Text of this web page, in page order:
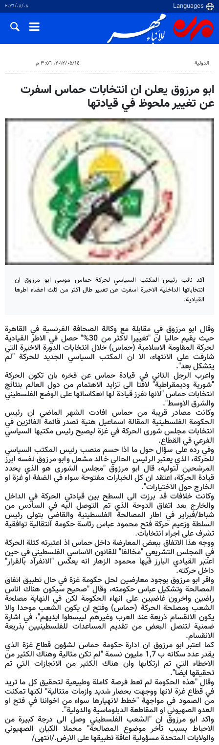
٠٨‏/٠٨‏/٢٠٢٦
الدولية ١٤‏/٠٥‏/٢٠١٢، ٣:٥٦ م
ابو مرزوق يعلن ان انتخابات حماس اسفرت
عن تغيير ملحوظ في قيادتها
اكد نائب رئيس المكتب السياسي لحركة حماس موسى ابو مرزوق ان
انتخاباتها الداخلية الاخيرة اسفرت عن تغيير طال اكثر من ثلث اعضاء اطرها
القيادية.
وقال ابو مرزوق في مقابلة مع وكالة الصحافة الفرنسية في القاهرة
حيث يقيم حاليا ان "تغييرا لاكثر من 30%" حصل في الاطر القيادية
لحركة المقاومة الاسلامية (حماس) خلال انتخابات الدورة الاخيرة التي
شارفت على الانتهاء، الا ان المكتب السياسي الجديد للحركة "لم
يتشكل بعد".
واعرب الرجل الثاني في قيادة حماس عن فخره بان تكون الحركة
"شورية وديمقراطية" لافتا الى تزايد الاهتمام من دول العالم بنتائج
انتخابات حماس "لانها تفرز قيادة لها انعكاساتها على الوضع الفلسطيني
والشرق الاوسط".
وكانت مصادر قريبة من حماس افادت الشهر الماضي ان رئيس
الحكومة الفلسطينية المقالة اسماعيل هنية تصدر قائمة الفائزين في
انتخابات مجلس شورى الحركة في غزة ليصبح رئيس مكتبها السياسي
الفرعي في القطاع.
وفي رده على سؤال حول ما اذا حسم منصب رئيس المكتب السياسي
للحركة، الذي يعتبر الرئيس الحالي خالد مشعل وابو مرزوق نفسه ابرز
المرشحين لتوليه، قال ابو مرزوق "مجلس الشورى هو الذي يحدد
قيادة الحركة، اعتقد ان كل الخيارات مفتوحة سواء في الضفة او غزة او
الخارج حول الاختيارات".
وكانت خلافات قد برزت الى السطح بين قيادتي الحركة في الداخل
والخارج بعد اتفاق الدوحة الذي تم التوصل اليه في السادس من
شباط/فبراير في اطار المصالحة الفلسطينية والقاضي بتولى رئيس
السلطة وزعيم حركة فتح محمود عباس رئاسة حكومة انتقالية توافقية
تشرف على اجراء انتخابات.
ووجه هذا الاتفاق ببعض المعارضة داخل حماس اذ اعتبرته كتلة الحركة
في المجلس التشريعي "مخالفا" للقانون الاساسي الفلسطيني في حين
اعتبر القيادي البارز فيها محمود الزهار انه يعكس "الانفراد بالقرار"
داخل حركته.
واقر ابو مرزوق بوجود معارضين لحل حكومة غزة في حال تطبيق اتفاق
المصالحة وتشكيل عباس حكومته، وقال "صحيح سيكون هناك اناس
راضين واخرون غاضبين على انهاء الحكومة لكن في النهاية مصلحة
الشعب ومصلحة الحركة (حماس) وفتح ان يكون الشعب موحدا والا
يكون الانقسام ذريعة عند العرب وغيرهم ليبسطوا ايديهم"، في اشارة
ضمنية لتنصل البعض من تقديم المساعدات للفلسطينيين بذريعة
الانقسام.
كما اعتبر ابو مرزوق ان ادارة حكومة حماس لشؤون قطاع غزة الذي
يقدر عدد سكانه ب 1,7 مليون نسمة "لم تكن مثالية وهناك الكثير من
الاخطاء التي تم ارتكابها وان هناك الكثير من الانجازات التي تم
تحقيقها ايضا".
وقال "هذه الحكومة لم تعط فرصة كاملة وطبيعية لتحقيق كل ما تريد
في قطاع غزة لانها ووجهت بحصار شديد وازمات متتالية" لكنها تمكنت
من الصمود في مواجهة "خطط لانهيارها سواء من اخواننا في فتح او
العدو الصهيوني او المقاطعة الدبلوماسية والدولية".
واكد ابو مرزوق ان "الشعب الفلسطيني وصل الى درجة كبيرة من
الاحباط بسبب تأخر موضوع المصالحة" محملا الكيان الصهيوني
والولايات المتحدة مسؤولية اعاقة تطبيقها على الارض./انتهى/